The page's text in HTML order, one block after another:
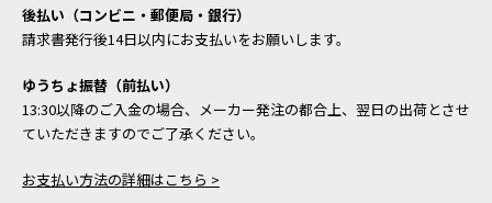
後払い（コンビニ・郵便局・銀行）
請求書発行後14日以内にお支払いをお願いします。
ゆうちょ振替（前払い）
13:30以降のご入金の場合、メーカー発注の都合上、翌日の出荷とさせ
ていただきますのでご了承ください。
お支払い方法の詳細はこちら >